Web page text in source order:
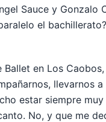
Sauce y Gonzalo
el
en Los
llevarnos
estar siempre
No, y que me